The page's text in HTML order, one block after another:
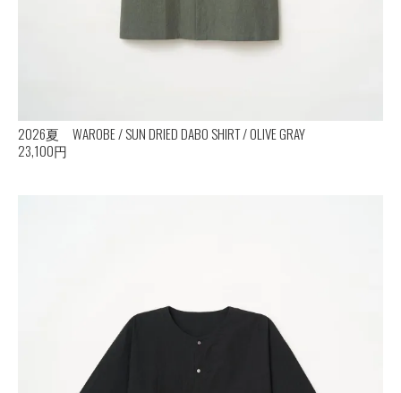
2026夏 WAROBE / SUN DRIED DABO SHIRT / OLIVE GRAY
23,100円